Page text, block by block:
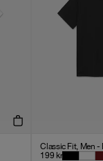
Classic Fit, Men -
199 kr